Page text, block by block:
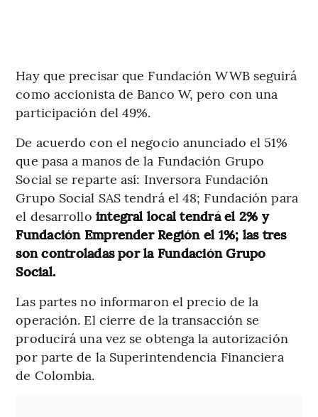
Hay que precisar que Fundación WWB seguirá
como accionista de Banco W, pero con una
participación del 49%.
De acuerdo con el negocio anunciado el 51%
que pasa a manos de la Fundación Grupo
Social se reparte así: Inversora Fundación
Grupo Social SAS tendrá el 48; Fundación para
el desarrollo integral local tendrá el 2% y
Fundación Emprender Región el 1%; las tres
son controladas por la Fundación Grupo
Social.
Las partes no informaron el precio de la
operación. El cierre de la transacción se
producirá una vez se obtenga la autorización
por parte de la Superintendencia Financiera
de Colombia.